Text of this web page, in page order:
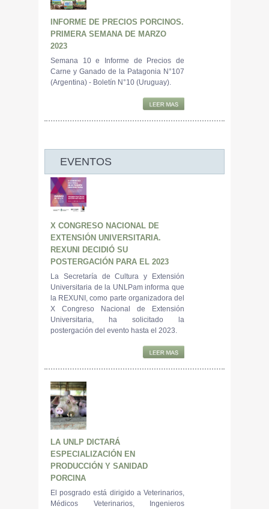
INFORME DE PRECIOS PORCINOS.
PRIMERA SEMANA DE MARZO
2023
Semana 10 e Informe de Precios de
Carne y Ganado de la Patagonia N°107
(Argentina) - Boletín N°10 (Uruguay).
EVENTOS
X CONGRESO NACIONAL DE
EXTENSIÓN UNIVERSITARIA.
REXUNI DECIDIÓ SU
POSTERGACIÓN PARA EL 2023
La Secretaría de Cultura y Extensión
Universitaria de la UNLPam informa que
la REXUNI, como parte organizadora del
X Congreso Nacional de Extensión
Universitaria, ha solicitado la
postergación del evento hasta el 2023.
LA UNLP DICTARÁ
ESPECIALIZACIÓN EN
PRODUCCIÓN Y SANIDAD
PORCINA
El posgrado está dirigido a Veterinarios,
Médicos Veterinarios, Ingenieros